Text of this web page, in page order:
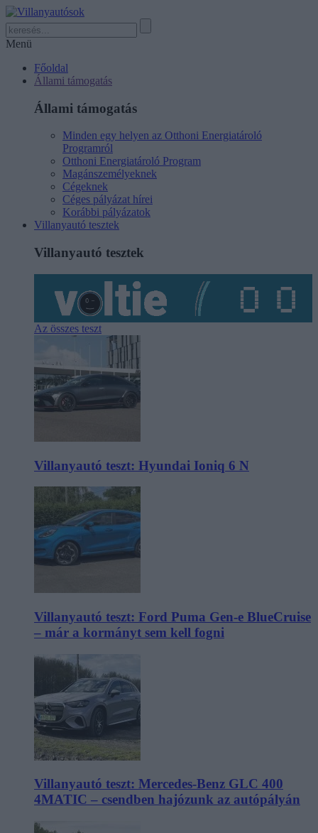
Menü
Főoldal
Állami támogatás
Állami támogatás
Minden egy helyen az Otthoni Energiatároló
Programról
Otthoni Energiatároló Program
Magánszemélyeknek
Cégeknek
Céges pályázat hírei
Korábbi pályázatok
Villanyautó tesztek
Villanyautó tesztek
Az összes teszt
Villanyautó teszt: Hyundai Ioniq 6 N
Villanyautó teszt: Ford Puma Gen-e BlueCruise
– már a kormányt sem kell fogni
Villanyautó teszt: Mercedes-Benz GLC 400
4MATIC – csendben hajózunk az autópályán